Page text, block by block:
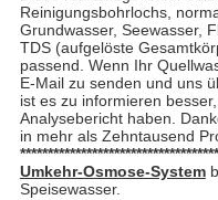
Reinigungsbohrlochs,
Grundwasser, Seewasser,
TDS (aufgelöste
passend. Wenn Ihr
E-Mail zu senden und uns
ist es zu informieren
Analysebericht haben.
in mehr als Zehntausend
Umkehr-Osmose-System
Speisewasser.